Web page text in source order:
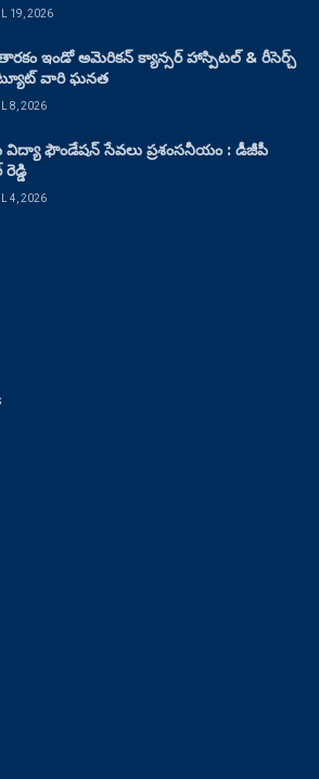
19, 2026
ఇండో అమెరికన్ క్యాన్సర్ హాస్పిటల్ & రీసెర్చ్
వారి ఘనత
8, 2026
విద్యా ఫౌండేషన్ సేవలు ప్రశంసనీయం : డీజీపీ
4, 2026